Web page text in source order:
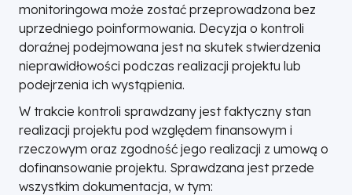
monitoringowa może zostać przeprowadzona bez
uprzedniego poinformowania. Decyzja o kontroli
doraźnej podejmowana jest na skutek stwierdzenia
nieprawidłowości podczas realizacji projektu lub
podejrzenia ich wystąpienia.
W trakcie kontroli sprawdzany jest faktyczny stan
realizacji projektu pod względem finansowym i
rzeczowym oraz zgodność jego realizacji z umową o
dofinansowanie projektu. Sprawdzana jest przede
wszystkim dokumentacja, w tym: